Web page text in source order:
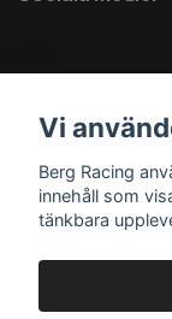
© 2026
Vi
Berg Racing
innehåll som
tänkbara